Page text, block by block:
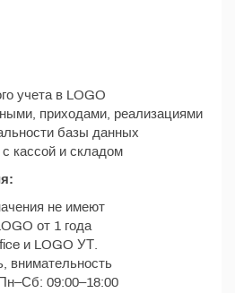
учета в LOGO
приходами, реализациями
базы данных
кассой и складом
не имеют
от 1 года
и LOGO УТ.
внимательность
09:00–18:00